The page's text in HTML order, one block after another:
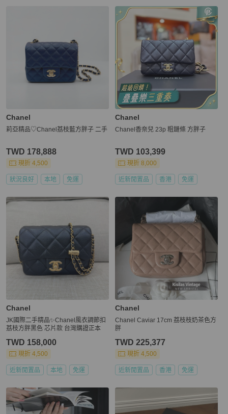
Chanel
莉亞精品♡Chanel荔枝藍方胖子 二手
TWD 178,888
現折 4,500
狀況良好 本地 免運
Chanel
Chanel香奈兒 23p 粗鏈條 方胖子
TWD 103,399
現折 8,000
近新閒置品 香港 免運
Chanel
JK國際二手精品✨Chanel風衣調節扣
荔枝方胖黑色 芯片款 台灣購證正本
TWD 158,000
現折 4,500
近新閒置品 本地 免運
Chanel
Chanel Caviar 17cm 荔枝枝奶茶色方
胖
TWD 225,377
現折 4,500
近新閒置品 香港 免運